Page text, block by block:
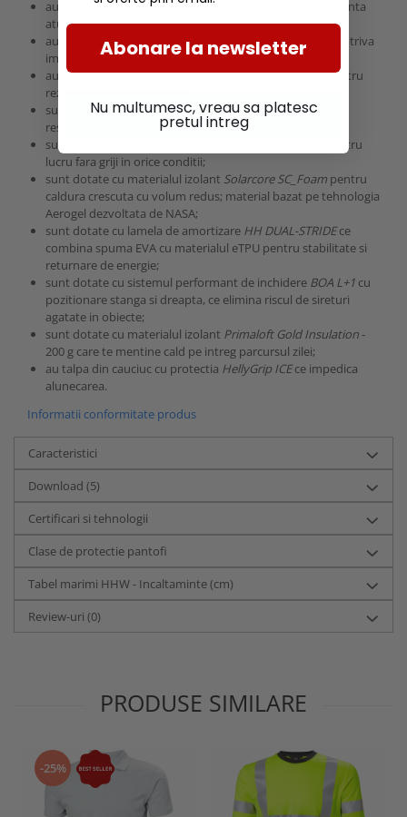
au design cu detalii reflectorizante ce te mentin in siguranta
atunci cand lucrezi in conditii de luminozitate scazuta;
au protectie suplimentara din TPU turnat la degete impotriva
impactului;
au protectie suplimentara turnata din TPU la calcaie pentru
rezistenta impotriva uzurii;
sunt dotate cu captuseala din plasa ce permite pielii sa
respire;
sunt dotate cu membrana impermeabila
pentru
lucru fara griji in orice conditii;
sunt dotate cu materialul izolant Solarcore SC_Foam pentru
caldura crescuta cu volum redus; material bazat pe tehnologia
Aerogel dezvoltata de NASA;
sunt dotate cu lamela de amortizare HH DUAL-STRIDEce
combina spuma EVA cu materialul eTPU pentru stabilitate si
returnare de energie;
sunt dotate cu sistemul performant de inchidere BOA L+1 cu
pozitionare stanga si dreapta, ce elimina riscul de sireturi
agatate in obiecte;
sunt dotate cu materialul izolant Primaloft Gold Insulation-
200 g care te mentine cald pe intreg parcursul zilei;
au talpa din cauciuc cu protectia HellyGrip ICEce impedica
alunecarea.
Informatii conformitate produs
Caracteristici
Download (5)
Certificari si tehnologii
Clase de protectie pantofi
Tabel marimi HHW - Incaltaminte (cm)
Review-uri (0)
PRODUSE SIMILARE
-25%
Abonare la newsletter
Nu multumesc, vreau sa platesc
pretul intreg